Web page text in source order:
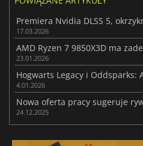
17.03.2026
23.01.2026
4.01.2026
24.12.2025